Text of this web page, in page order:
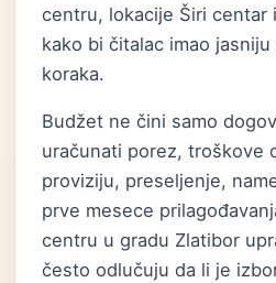
centru, lokacije Širi centar
kako bi čitalac imao
koraka.
Budžet ne čini samo
uračunati porez, troškove
proviziju, preseljenje,
prve mesece
centru u gradu Zlatibor
često odlučuju da li je